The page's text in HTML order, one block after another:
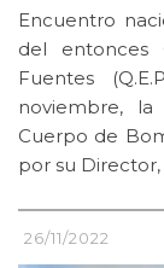
Encuentro
del entonces
Fuentes
noviembre, la
Cuerpo de
por su
26/11/2022